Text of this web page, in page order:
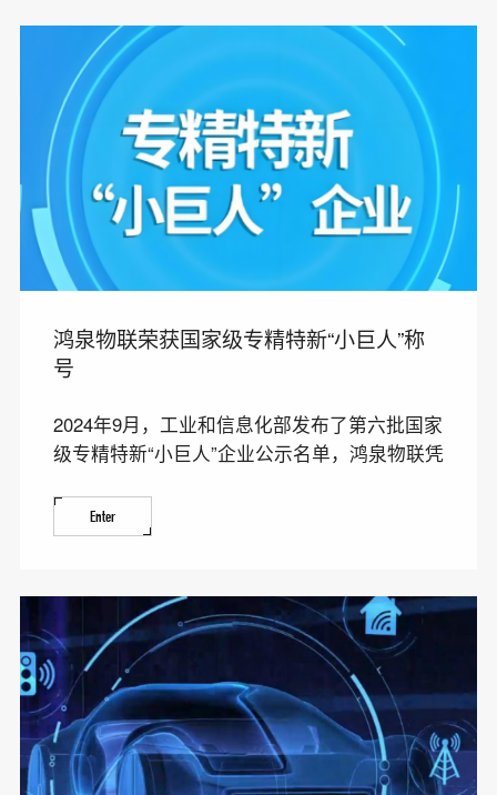
鸿泉物联荣获国家级专精特新“小巨人”称
号
2024年9月，工业和信息化部发布了第六批国家
级专精特新“小巨人”企业公示名单，鸿泉物联凭
Enter